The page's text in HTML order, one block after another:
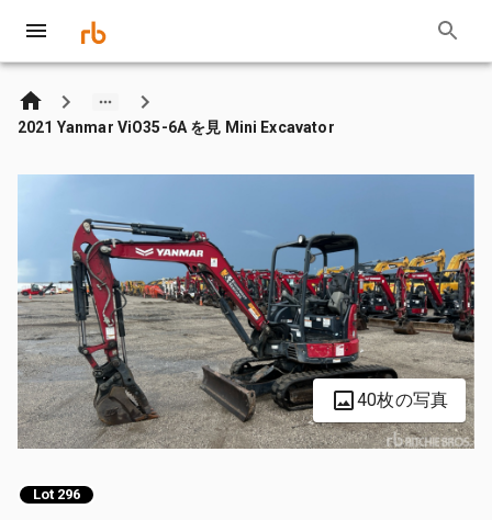
2021 Yanmar ViO35-6A を見 Mini Excavator
40枚の写真
Lot 296